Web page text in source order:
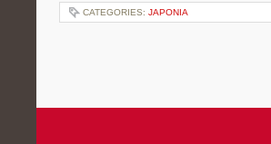
CATEGORIES: JAPONIA